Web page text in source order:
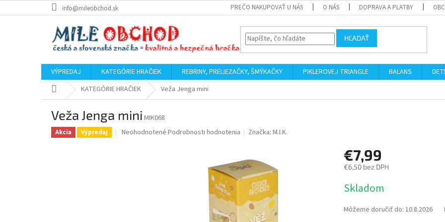
na
info@mileobchod.sk PREČO NAKUPOVAŤ U NÁS O NÁS DOPRAVA A PLATBY
HĽADAŤ
VÝPREDAJ KATEGÓRIE HRAČIEK REBRINY, PRELIEZAČKY, ŠMÝKAČKY PIKLEROVEJ TRIANGLE BALANS
DomovKATEGÓRIE HRAČIEK Veža Jenga mini
Veža Jenga mini MIK068
Akcia Výpredaj
Priemerné
Neohodnotené Podrobnosti hodnotenia Značka:M.I.K.
€7,99
€6,50 bez DPH
cena:
Skladom
Môžeme doručiť do: 10.8.2026